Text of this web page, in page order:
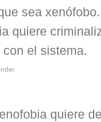
sea xenófobo.
quiere
el sistema.
quiere